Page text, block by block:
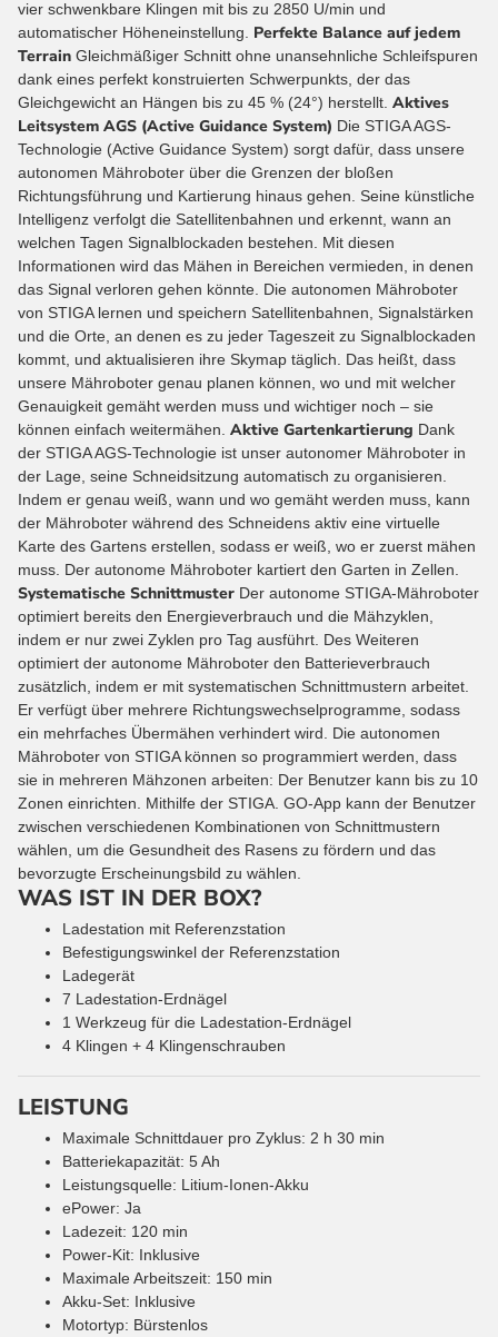
vier schwenkbare Klingen mit bis zu 2850 U/min und
automatischer Höheneinstellung. Perfekte Balance auf jedem
Terrain Gleichmäßiger Schnitt ohne unansehnliche Schleifspuren
dank eines perfekt konstruierten Schwerpunkts, der das
Gleichgewicht an Hängen bis zu 45 % (24°) herstellt. Aktives
Leitsystem AGS (Active Guidance System) Die STIGA AGS-
Technologie (Active Guidance System) sorgt dafür, dass unsere
autonomen Mähroboter über die Grenzen der bloßen
Richtungsführung und Kartierung hinaus gehen. Seine künstliche
Intelligenz verfolgt die Satellitenbahnen und erkennt, wann an
welchen Tagen Signalblockaden bestehen. Mit diesen
Informationen wird das Mähen in Bereichen vermieden, in denen
das Signal verloren gehen könnte. Die autonomen Mähroboter
von STIGA lernen und speichern Satellitenbahnen, Signalstärken
und die Orte, an denen es zu jeder Tageszeit zu Signalblockaden
kommt, und aktualisieren ihre Skymap täglich. Das heißt, dass
unsere Mähroboter genau planen können, wo und mit welcher
Genauigkeit gemäht werden muss und wichtiger noch – sie
können einfach weitermähen. Aktive Gartenkartierung Dank
der STIGA AGS-Technologie ist unser autonomer Mähroboter in
der Lage, seine Schneidsitzung automatisch zu organisieren.
Indem er genau weiß, wann und wo gemäht werden muss, kann
der Mähroboter während des Schneidens aktiv eine virtuelle
Karte des Gartens erstellen, sodass er weiß, wo er zuerst mähen
muss. Der autonome Mähroboter kartiert den Garten in Zellen.
Systematische Schnittmuster Der autonome STIGA-Mähroboter
optimiert bereits den Energieverbrauch und die Mähzyklen,
indem er nur zwei Zyklen pro Tag ausführt. Des Weiteren
optimiert der autonome Mähroboter den Batterieverbrauch
zusätzlich, indem er mit systematischen Schnittmustern arbeitet.
Er verfügt über mehrere Richtungswechselprogramme, sodass
ein mehrfaches Übermähen verhindert wird. Die autonomen
Mähroboter von STIGA können so programmiert werden, dass
sie in mehreren Mähzonen arbeiten: Der Benutzer kann bis zu 10
Zonen einrichten. Mithilfe der STIGA. GO-App kann der Benutzer
zwischen verschiedenen Kombinationen von Schnittmustern
wählen, um die Gesundheit des Rasens zu fördern und das
bevorzugte Erscheinungsbild zu wählen.
WAS IST IN DER BOX?
Ladestation mit Referenzstation
Befestigungswinkel der Referenzstation
Ladegerät
7 Ladestation-Erdnägel
1 Werkzeug für die Ladestation-Erdnägel
4 Klingen + 4 Klingenschrauben
LEISTUNG
Maximale Schnittdauer pro Zyklus: 2 h 30 min
Batteriekapazität: 5 Ah
Leistungsquelle: Litium-Ionen-Akku
ePower: Ja
Ladezeit: 120 min
Power-Kit: Inklusive
Maximale Arbeitszeit: 150 min
Akku-Set: Inklusive
Motortyp: Bürstenlos